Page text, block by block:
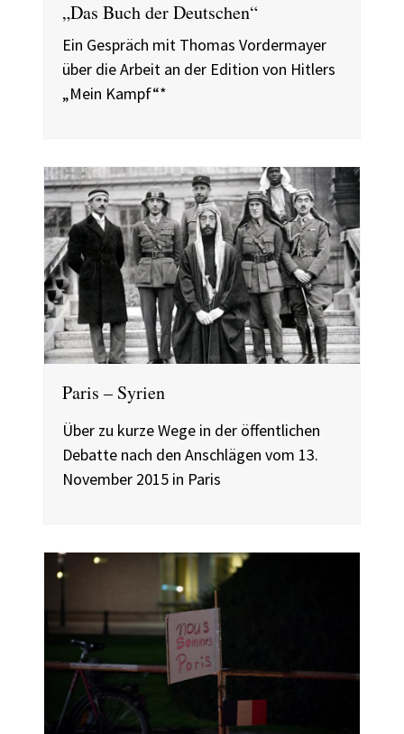
„Das Buch der Deutschen“
Ein Gespräch mit Thomas Vordermayer
über die Arbeit an der Edition von Hitlers
„Mein Kampf“*
Paris – Syrien
Über zu kurze Wege in der öffentlichen
Debatte nach den Anschlägen vom 13.
November 2015 in Paris